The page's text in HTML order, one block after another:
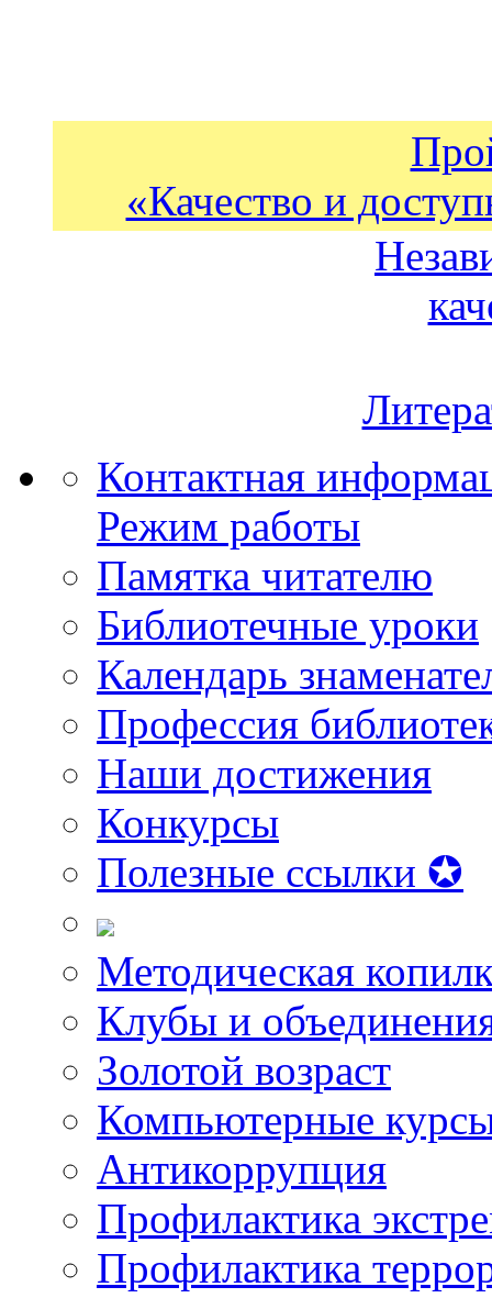
«Качество и
Контактная
Режим работы
Памятка читателю
Библиотечные уроки
Календарь
Профессия
Наши достижения
Конкурсы
Полезные ссылки ✪
Методическая
Клубы и
Золотой возраст
Компьютерные
Антикоррупция
Профилактика
Профилактика